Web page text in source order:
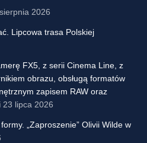
2026
Lipcowa trasa Polskiej
FX5, z serii Cinema Line, z
obrazu, obsługą formatów
zapisem RAW oraz
23 lipca 2026
„Zaproszenie” Olivii Wilde w